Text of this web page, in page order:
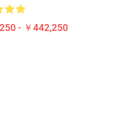
- ￥442,250